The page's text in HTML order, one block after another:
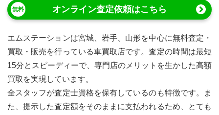
オンライン査定依頼はこちら
エムステーションは宮城、岩手、山形を中心に無料査定・
買取・販売を行っている車買取店です。査定の時間は最短
15分とスピーディーで、専門店のメリットを生かした高額
買取を実現しています。
全スタッフが査定士資格を保有しているのも特徴です。ま
た、提示した査定額をそのままに支払われるため、とても